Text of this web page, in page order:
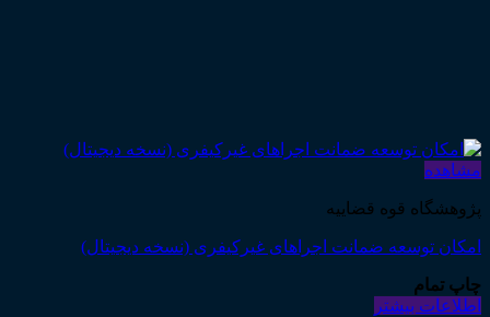
مشاهده
پژوهشگاه قوه قضاییه
امکان توسعه ضمانت اجراهای غیرکیفری (نسخه دیجیتال)
چاپ تمام
اطلاعات بیشتر